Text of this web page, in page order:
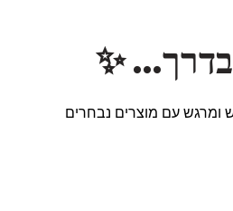
✨
ומרגש עם מוצרים נבחרים